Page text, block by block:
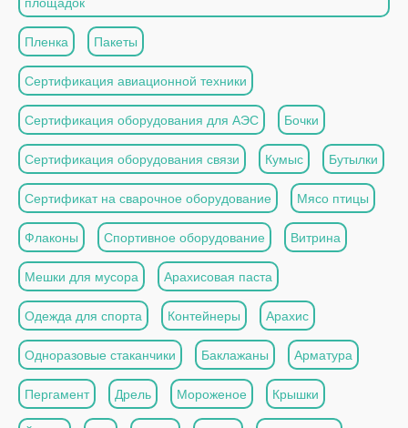
Пленка Пакеты
Сертификация авиационной техники
Сертификация оборудования для АЭС Бочки
Сертификация оборудования связи Кумыс Бутылки
Сертификат на сварочное оборудование Мясо птицы
Флаконы Спортивное оборудование Витрина
Мешки для мусора Арахисовая паста
Одежда для спорта Контейнеры Арахис
Одноразовые стаканчики Баклажаны Арматура
Пергамент Дрель Мороженое Крышки